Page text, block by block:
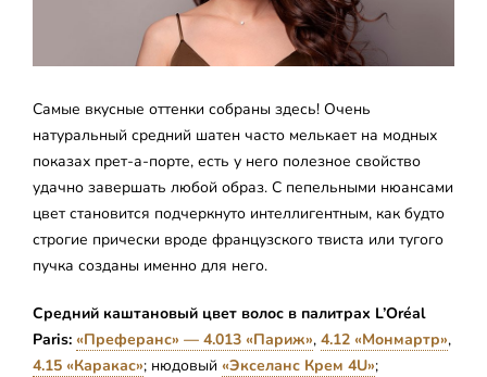
Самые вкусные оттенки собраны здесь! Очень
натуральный средний шатен часто мелькает на модных
показах прет-а-порте, есть у него полезное свойство
удачно завершать любой образ. С пепельными нюансами
цвет становится подчеркнуто интеллигентным, как будто
строгие прически вроде французского твиста или тугого
пучка созданы именно для него.
Средний каштановый цвет волос в палитрах L’Oréal
Paris: «Преферанс» — 4.013 «Париж», 4.12 «Монмартр»,
4.15 «Каракас»; нюдовый «Экселанс Крем 4U»;